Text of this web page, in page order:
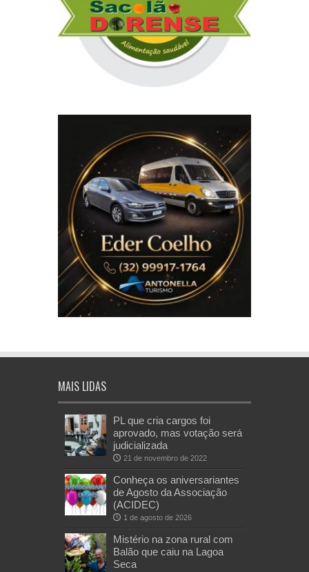
MAIS LIDAS
PL que cria cargos foi
aprovado, mas votação será
judicializada
21 de novembro de 2022
Conheça os aniversariantes
de Agosto da Associação
(ACIDEC)
1 de agosto de 2026
Mistério na zona rural com
Balão que caiu na Lagoa
Seca